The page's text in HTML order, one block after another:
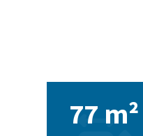
77 m²